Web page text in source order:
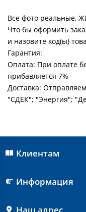
Все фото реальные,
Что бы оформить
и назовите код(ы)
Гарантия:
Оплата: При оплате
прибавляется 7%
Доставка:
"СДЕК"; "Энергия";
Клиентам
Информация